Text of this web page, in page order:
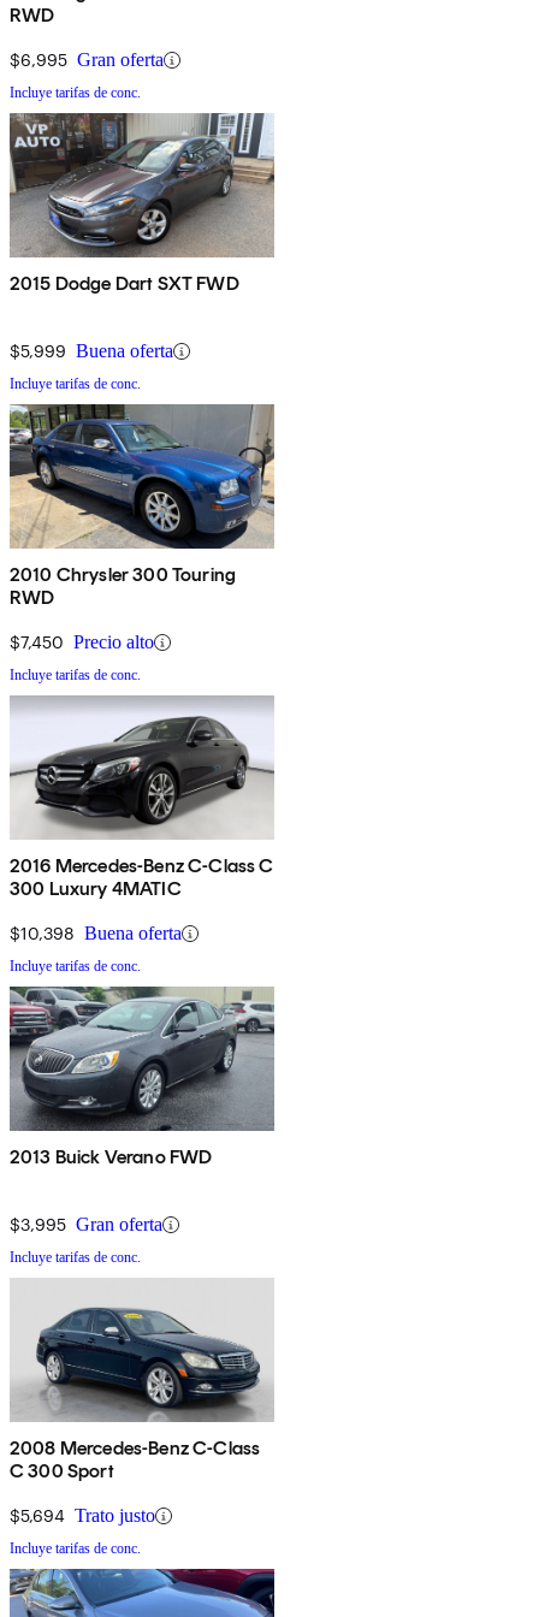
RWD
$6,995 Gran oferta
Incluye tarifas de conc.
2015 Dodge Dart SXT FWD
$5,999 Buena oferta
Incluye tarifas de conc.
2010 Chrysler 300 Touring
RWD
$7,450 Precio alto
Incluye tarifas de conc.
2016 Mercedes-Benz C-Class C
300 Luxury 4MATIC
$10,398 Buena oferta
Incluye tarifas de conc.
2013 Buick Verano FWD
$3,995 Gran oferta
Incluye tarifas de conc.
2008 Mercedes-Benz C-Class
C 300 Sport
$5,694 Trato justo
Incluye tarifas de conc.